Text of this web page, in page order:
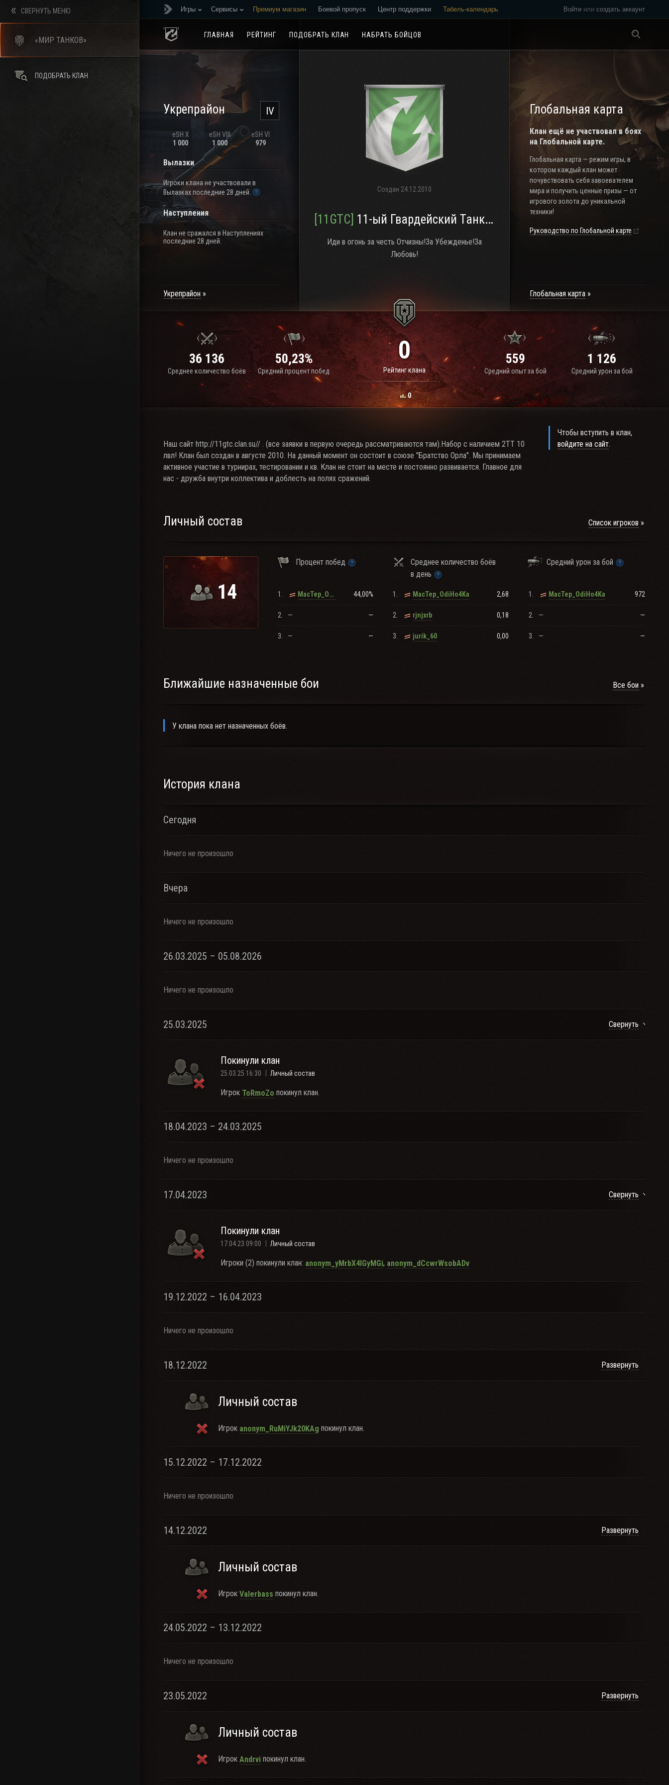
Войти или создать аккаунт
Игры Сервисы Премиум магазин Боевой пропуск Центр поддержки Табель-календарь
ГЛАВНАЯ РЕЙТИНГ ПОДОБРАТЬ КЛАН НАБРАТЬ БОЙЦОВ
IV
Укрепрайон
eSH X
1 000
eSH VIII
1 000
eSH VI
979
Вылазки
Игроки клана не участвовали в
Вылазках последние 28 дней.
Наступления
Клан не сражался в Наступлениях
последние 28 дней.
Укрепрайон
Создан 24.12.2010
[11GTC] 11-ый Гвардейский Танковый Корпус
Иди в огонь за честь Отчизны!За Убежденье!За
Любовь!
Глобальная карта
Клан ещё не участвовал в боях
на Глобальной карте.
Глобальная карта — режим игры, в
котором каждый клан может
почувствовать себя завоевателем
мира и получить ценные призы — от
игрового золота до уникальной
техники!
Руководство по Глобальной карте
Глобальная карта
36 136
Среднее количество боёв
50,23%
Средний процент побед
0
Рейтинг клана
0
559
Средний опыт за бой
1 126
Средний урон за бой
Наш сайт http://11gtc.clan.su// . (все заявки в первую очередь рассматриваются там).Набор с наличием 2ТТ 10
лвл! Клан был создан в августе 2010. На данный момент он состоит в союзе "Братство Орла". Мы принимаем
активное участие в турнирах, тестировании и кв. Клан не стоит на месте и постоянно развивается. Главное для
нас - дружба внутри коллектива и доблесть на полях сражений.
Чтобы вступить в клан,
войдите на сайт.
Личный состав Список игроков
14
Процент побед
Среднее количество боёв
в день
Средний урон за бой
1. MacTep_OdiHo4Ka 44,00%
2. — —
3. — —
1. MacTep_OdiHo4Ka 2,68
2. rjnjxrb 0,18
3. jurik_60 0,00
1. MacTep_OdiHo4Ka 972
2. — —
3. — —
Ближайшие назначенные бои Все бои
У клана пока нет назначенных боёв.
История клана
Сегодня
Ничего не произошло
Вчера
Ничего не произошло
26.03.2025 – 05.08.2026
Ничего не произошло
25.03.2025 Свернуть
Покинули клан
25.03.25 16:30 Личный состав
Игрок ToRmoZo покинул клан.
18.04.2023 – 24.03.2025
Ничего не произошло
17.04.2023 Свернуть
Покинули клан
17.04.23 09:00 Личный состав
Игроки (2) покинули клан: anonym_yMrbX4lGyMGi, anonym_dCcwrWsobADv
19.12.2022 – 16.04.2023
Ничего не произошло
18.12.2022 Развернуть
Личный состав
Игрок anonym_RuMiYJk20KAg покинул клан.
15.12.2022 – 17.12.2022
Ничего не произошло
14.12.2022 Развернуть
Личный состав
Игрок Valerbass покинул клан.
24.05.2022 – 13.12.2022
Ничего не произошло
23.05.2022 Развернуть
Личный состав
Игрок Andrvi покинул клан.
СВЕРНУТЬ МЕНЮ
«МИР ТАНКОВ»
ПОДОБРАТЬ КЛАН